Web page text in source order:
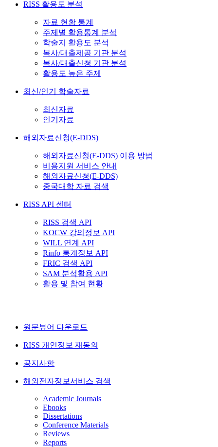
RISS 활용도 분석
자료 현황 통계
주제별 활용통계 분석
학술지 활용도 분석
복사/대출제공 기관 분석
복사/대출신청 기관 분석
활용도 높은 주제
최신/인기 학술자료
최신자료
인기자료
해외자료신청(E-DDS)
해외자료신청(E-DDS) 이용 방법
비용지원 서비스 안내
해외자료신청(E-DDS)
중국대학 자료 검색
RISS API 센터
RISS 검색 API
KOCW 강의정보 API
WILL 연계 API
Rinfo 통계정보 API
FRIC 검색 API
SAM 분석활용 API
활용 및 참여 현황
원문뷰어 다운로드
RISS 개인정보 재동의
공지사항
해외전자정보서비스 검색
Academic Journals
Ebooks
Dissertations
Conference Materials
Reviews
Reports